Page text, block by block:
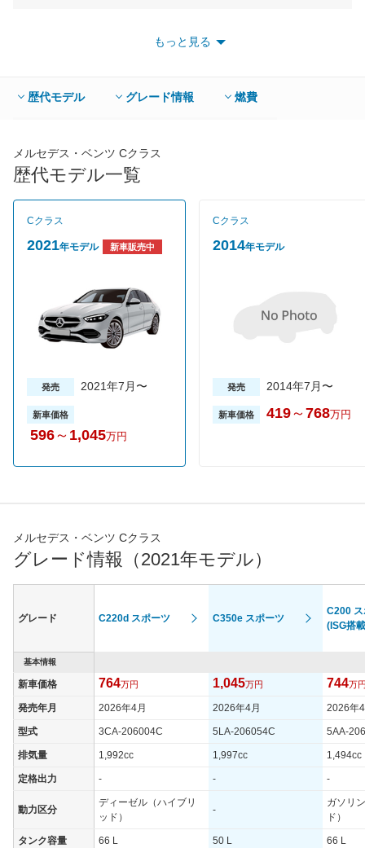
サイズのセダンだ。新型Cクラスのコンセプトは「アジリティ＆
し、先代より約70kgの軽量化に成功（ホワイトボディ比）してい
る。インテリジェンスという部分ではレーダーセーフティパッケ
直4DOHCターボ、C200アバンギャルド/C250に搭載される2L直
4DOHCターボの２種類で、ミッションは全車7速ATが組み合わさ
れる。駆動方式はFR（後輪駆動）のみ。サスペンションはアジリ
ドで売れ筋はC180アバンギャルド。新車価格は419万円～644万
円となっている。
もっと見る
歴代モデル グレード情報 燃費
メルセデス・ベンツ Cクラス
歴代モデル一覧
Cクラス
2021年モデル 新車販売中
発売 2021年7月〜
新車価格
596～ 1,045万円
Cクラス
2014年モデル
発売 2014年7月〜
新車価格 419～ 768万円
メルセデス・ベンツ Cクラス
グレード情報（2021年モデル）
グレード C220d スポーツ C350e スポーツ
C200
(ISG搭
基本情報
新車価格 764万円 1,045万円 744万
発売年月 2026年4月 2026年4月 2026年
型式 3CA-206004C 5LA-206054C 5AA-
排気量 1,992cc 1,997cc 1,494cc
定格出力 - - -
動力区分
ディーゼル（ハイブリ
ッド）
-
ガソリ
ド）
タンク容量 66 L 50 L 66 L